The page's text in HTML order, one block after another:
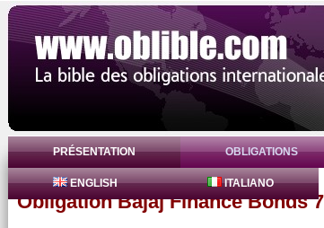
PRÉSENTATION OBLIGATIONS
ENGLISH ITALIANO
Obligation Bajaj Finance Bonds